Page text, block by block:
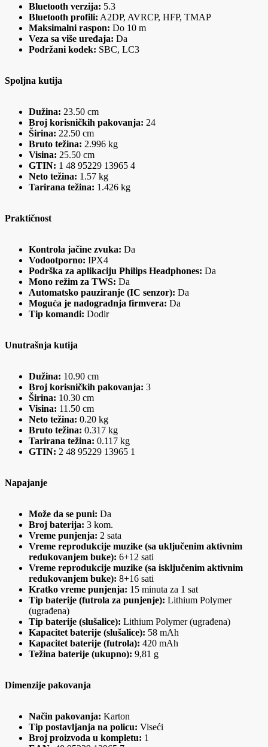
Bluetooth verzija: 5.3
Bluetooth profili: A2DP, AVRCP, HFP, TMAP
Maksimalni raspon: Do 10 m
Veza sa više uređaja: Da
Podržani kodek: SBC, LC3
Spoljna kutija
Dužina: 23.50 cm
Broj korisničkih pakovanja: 24
Širina: 22.50 cm
Bruto težina: 2.996 kg
Visina: 25.50 cm
GTIN: 1 48 95229 13965 4
Neto težina: 1.57 kg
Tarirana težina: 1.426 kg
Praktičnost
Kontrola jačine zvuka: Da
Vodootporno: IPX4
Podrška za aplikaciju Philips Headphones: Da
Mono režim za TWS: Da
Automatsko pauziranje (IC senzor): Da
Moguća je nadogradnja firmvera: Da
Tip komandi: Dodir
Unutrašnja kutija
Dužina: 10.90 cm
Broj korisničkih pakovanja: 3
Širina: 10.30 cm
Visina: 11.50 cm
Neto težina: 0.20 kg
Bruto težina: 0.317 kg
Tarirana težina: 0.117 kg
GTIN: 2 48 95229 13965 1
Napajanje
Može da se puni: Da
Broj baterija: 3 kom.
Vreme punjenja: 2 sata
Vreme reprodukcije muzike (sa uključenim aktivnim
redukovanjem buke): 6+12 sati
Vreme reprodukcije muzike (sa isključenim aktivnim
redukovanjem buke): 8+16 sati
Kratko vreme punjenja: 15 minuta za 1 sat
Tip baterije (futrola za punjenje): Lithium Polymer
(ugrađena)
Tip baterije (slušalice): Lithium Polymer (ugrađena)
Kapacitet baterije (slušalice): 58 mAh
Kapacitet baterije (futrola): 420 mAh
Težina baterije (ukupno): 9,81 g
Dimenzije pakovanja
Način pakovanja: Karton
Tip postavljanja na policu: Viseći
Broj proizvoda u kompletu: 1